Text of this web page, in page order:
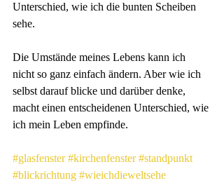
Unterschied, wie ich die bunten Scheiben
sehe.
Die Umstände meines Lebens kann ich
nicht so ganz einfach ändern. Aber wie ich
selbst darauf blicke und darüber denke,
macht einen entscheidenen Unterschied, wie
ich mein Leben empfinde.
#glasfenster #kirchenfenster #standpunkt
#blickrichtung #wieichdieweltsehe